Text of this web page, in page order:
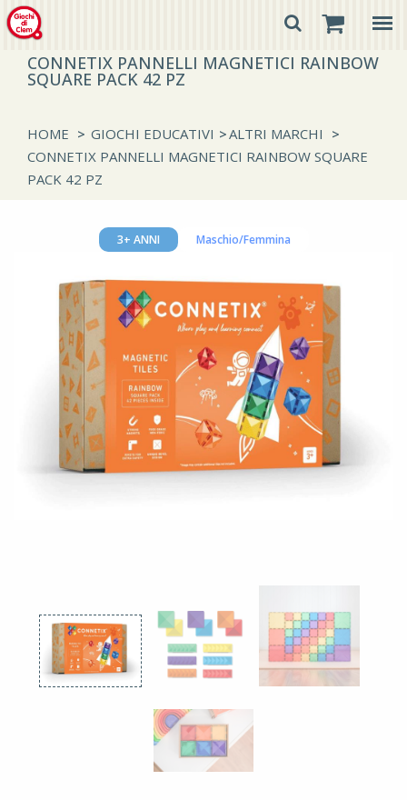
CONNETIX PANNELLI MAGNETICI RAINBOW
SQUARE PACK 42 PZ
HOME > GIOCHI EDUCATIVI >ALTRI MARCHI >
CONNETIX PANNELLI MAGNETICI RAINBOW SQUARE
PACK 42 PZ
3+ ANNI Maschio/Femmina